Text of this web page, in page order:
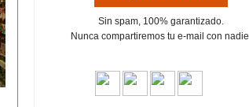
Sin spam, 100% garantizado.
Nunca compartiremos tu e-mail con nadie.